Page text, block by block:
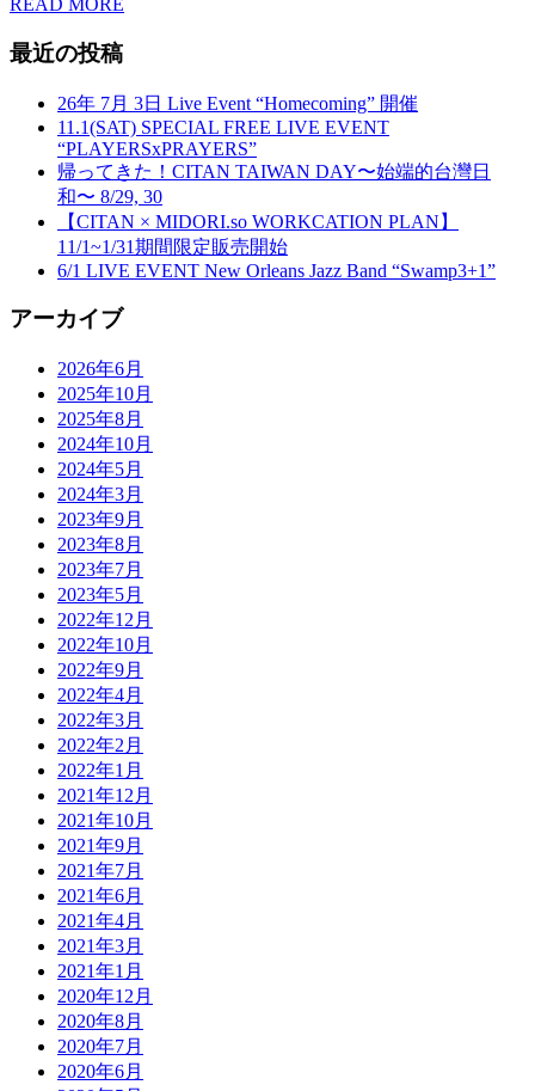
READ MORE
最近の投稿
26年 7月 3日 Live Event “Homecoming” 開催
11.1(SAT) SPECIAL FREE LIVE EVENT
“PLAYERSxPRAYERS”
帰ってきた！CITAN TAIWAN DAY〜始端的台灣日
和〜 8/29, 30
【CITAN × MIDORI.so WORKCATION PLAN】
11/1~1/31期間限定販売開始
6/1 LIVE EVENT New Orleans Jazz Band “Swamp3+1”
アーカイブ
2026年6月
2025年10月
2025年8月
2024年10月
2024年5月
2024年3月
2023年9月
2023年8月
2023年7月
2023年5月
2022年12月
2022年10月
2022年9月
2022年4月
2022年3月
2022年2月
2022年1月
2021年12月
2021年10月
2021年9月
2021年7月
2021年6月
2021年4月
2021年3月
2021年1月
2020年12月
2020年8月
2020年7月
2020年6月